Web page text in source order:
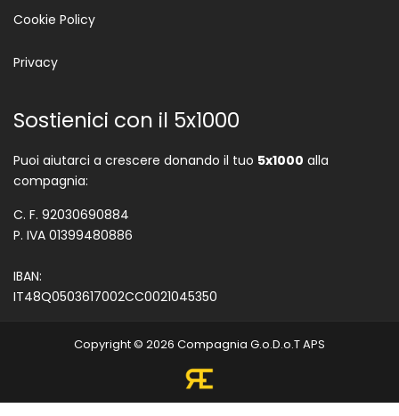
Cookie Policy
Privacy
Sostienici con il 5x1000
Puoi aiutarci a crescere donando il tuo 5x1000 alla
compagnia:
C. F. 92030690884
P. IVA 01399480886
IBAN:
IT48Q0503617002CC0021045350
Copyright © 2026 Compagnia G.o.D.o.T APS